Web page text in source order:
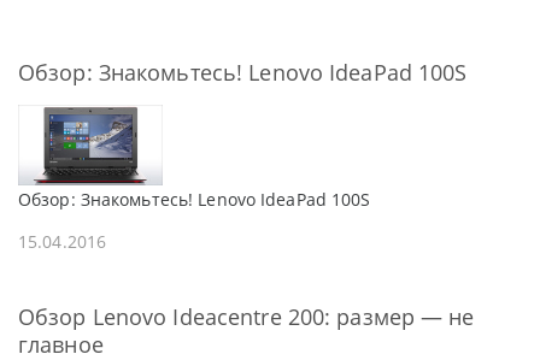
Обзор: Знакомьтесь! Lenovo IdeaPad 100S
Обзор: Знакомьтесь! Lenovo IdeaPad 100S
15.04.2016
Обзор Lenovo Ideacentre 200: размер — не
главное